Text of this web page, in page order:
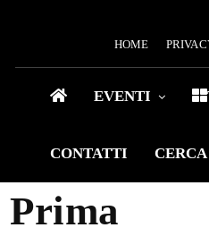
HOME
EVENTI
CONTATTI
Prima